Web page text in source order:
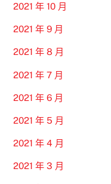
2021 年 10 月
2021 年 9 月
2021 年 8 月
2021 年 7 月
2021 年 6 月
2021 年 5 月
2021 年 4 月
2021 年 3 月